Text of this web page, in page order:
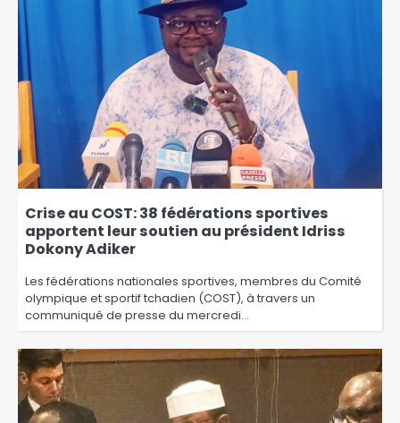
Crise au COST: 38 fédérations sportives
apportent leur soutien au président Idriss
Dokony Adiker
Les fédérations nationales sportives, membres du Comité
olympique et sportif tchadien (COST), à travers un
communiqué de presse du mercredi…